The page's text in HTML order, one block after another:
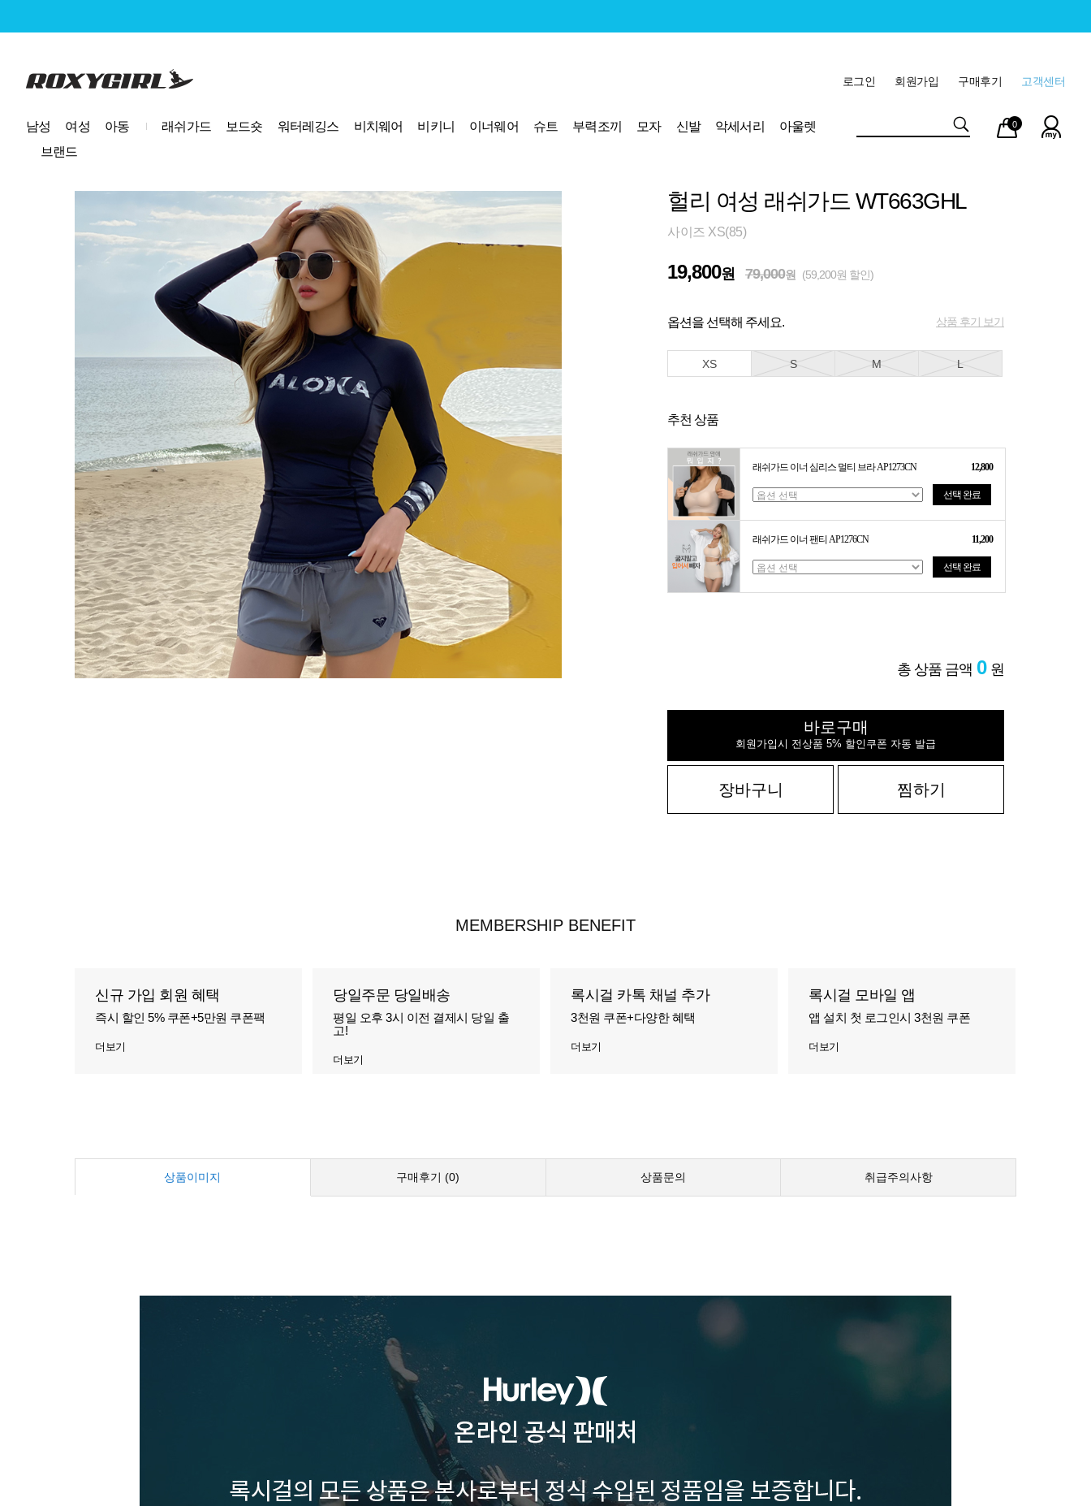
로고 고객센터
구매후기
회원가입
로그인
남성 여성 아동 래쉬가드 보드숏 워터레깅스 비치웨어 비키니 이너웨어 슈트 부력조끼 모자 신발 악세서리
아울렛
브랜드
마이
페이
장바
구니
0
헐리 여성 래쉬가드 WT663GHL
사이즈 XS(85)
19,800원 79,000원 (59,200원 할인)
옵션을 선택해 주세요. 상품 후기 보기
XS S M L
추천 상품
래쉬가드 이너 심리스 멀티 브라 AP1273CN 12,800
선택 완료
래쉬가드 이너 팬티 AP1276CN 11,200
선택 완료
총 상품 금액 0 원
바로구매
회원가입시 전상품 5% 할인쿠폰 자동 발급
장바구니 찜하기
MEMBERSHIP BENEFIT
신규 가입 회원 혜택
즉시 할인 5% 쿠폰+5만원 쿠폰팩
더보기
당일주문 당일배송
평일 오후 3시 이전 결제시 당일 출
고!
더보기
록시걸 카톡 채널 추가
3천원 쿠폰+다양한 혜택
더보기
록시걸 모바일 앱
앱 설치 첫 로그인시 3천원 쿠폰
더보기
상품이미지 구매후기 (0) 상품문의 취급주의사항